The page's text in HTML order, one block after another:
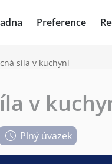
Preference
síla v kuchyni
v
Plný úvazek